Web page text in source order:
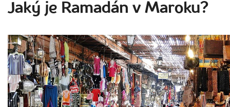
Jaký je Ramadán v Maroku?